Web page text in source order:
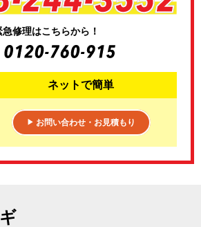
急修理はこちらから！
ネットで簡単
▶ お問い合わせ・お見積もり